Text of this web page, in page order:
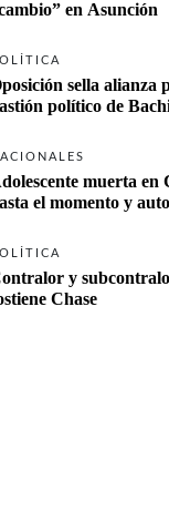
sella alianza
político de
muerta en
el momento y
y
Chase